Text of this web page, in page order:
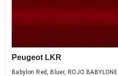
Peugeot LKR
Babylon Red, Bluer, ROJO BABYLONE